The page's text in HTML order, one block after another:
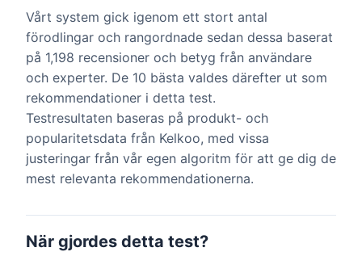
Vårt system gick igenom ett stort antal
förodlingar och rangordnade sedan dessa baserat
på 1,198 recensioner och betyg från användare
och experter. De 10 bästa valdes därefter ut som
rekommendationer i detta test.
Testresultaten baseras på produkt- och
popularitetsdata från Kelkoo, med vissa
justeringar från vår egen algoritm för att ge dig de
mest relevanta rekommendationerna.
När gjordes detta test?